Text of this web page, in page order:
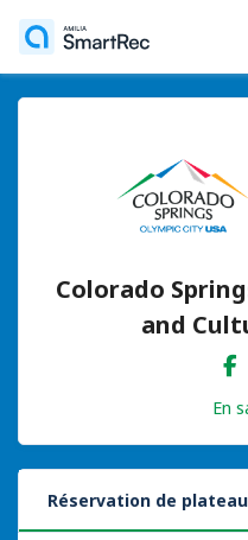
Colorado
and
En
Réservation de plateau